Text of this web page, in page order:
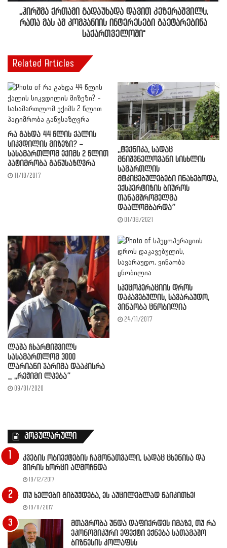
,,ჰირშმა ქრთამი გადაუხადა დავით კეზერაშვილს,
რათა მას ამ კომპანიის ინტერესები გაეტარებინა
საქართველოში"
Related Articles
რა გახდა 44 წლის ქალის
სიკვდილის მიზეზი? –
სასამართლომ ექიმს 2 წლით
პატიმრობა განუსაზღვრა
11/10/2017
,,ტექნიკა, სადაც
მნიშვნელოვანი სისხლის
სამართლის
მტკიცებულებები ინახებოდა,
ექსპერტიზის ბიუროს
თანამშრომელმა
დაალომბარდა”
01/08/2021
ლაშა ჩხარტიშვილს
სასამართლომ 3000
ლარიანი ჯარიმა დააკისრა
_ ,,რეჟიმი ლპება”
09/01/2020
სპეცოპერაციის დროს
დაკავებულის, სავარაუდო,
ვინაობა ცნობილია
24/11/2017
პოპულარული
კვების ობიექტების ჩამონათვალი, სადაც ცხენისა და
ვირის ხორცი აღმოჩნდა
19/12/2017
თუ ხელები გიბუჟდება, ეს აუცილებლად წაიკითხე!
19/11/2017
მთავრობა უნდა დაფიქრდეს იმაზე, თუ რა
ეკონომიკური ეფექტი ექნება სათამაშო
ბიზნესის კოლაფსს